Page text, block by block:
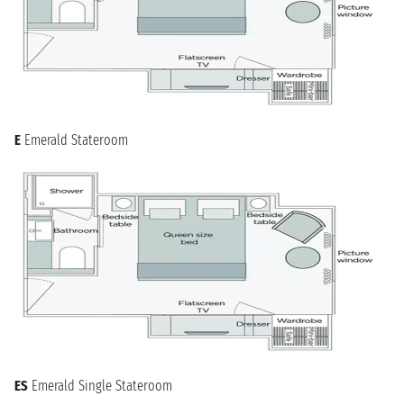
E Emerald Stateroom
ES Emerald Single Stateroom